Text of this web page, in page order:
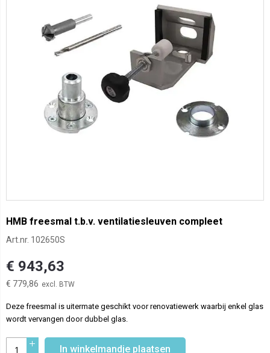
HMB freesmal t.b.v. ventilatiesleuven compleet
Art.nr. 102650S
€ 943,63
€ 779,86
Deze freesmal is uitermate geschikt voor renovatiewerk waarbij enkel glas
wordt vervangen door dubbel glas.
In winkelmandje plaatsen